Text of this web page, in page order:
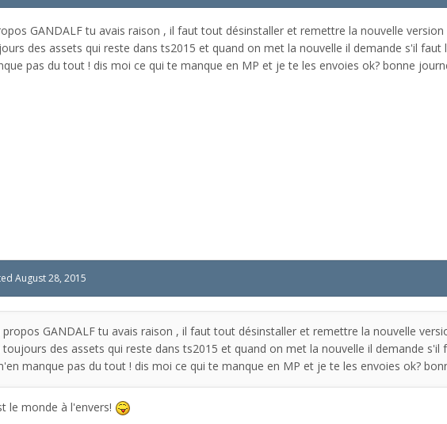
GANDALF tu avais raison , il faut tout désinstaller et remettre la nouvelle
des assets qui reste dans ts2015 et quand on met la nouvelle il demande s'il
pas du tout ! dis moi ce qui te manque en MP et je te les envoies ok? bonne
August 28, 2015
propos GANDALF tu avais raison , il faut tout désinstaller et remettre la nouvelle
toujours des assets qui reste dans ts2015 et quand on met la nouvelle il demande
manque pas du tout ! dis moi ce qui te manque en MP et je te les envoies ok?
le monde à l'envers!